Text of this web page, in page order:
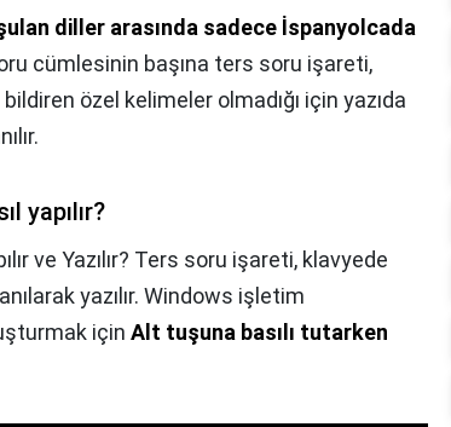
diller arasında sadece İspanyolcada
cümlesinin başına ters soru işareti,
özel kelimeler olmadığı için yazıda
yapılır?
ve Yazılır? Ters soru işareti, klavyede
yazılır. Windows işletim
için Alt tuşuna basılı tutarken